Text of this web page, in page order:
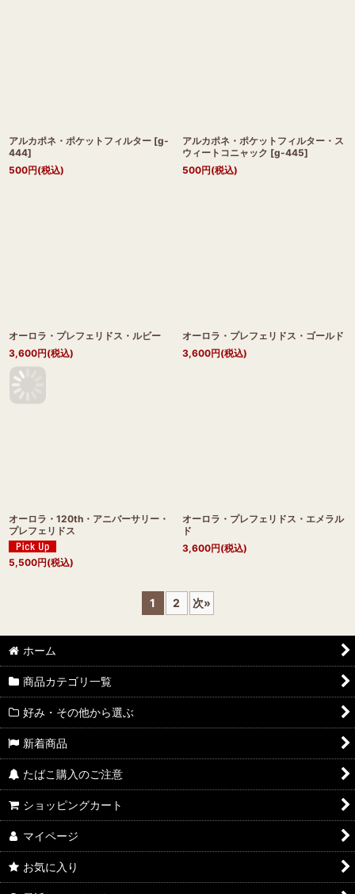
アルカポネ・ポケットフィルター [g-
444]
500円(税込)
アルカポネ・ポケットフィルター・ス
ウィートコニャック [g-445]
500円(税込)
オーロラ・プレフェリドス・ルビー
3,600円(税込)
オーロラ・プレフェリドス・ゴールド
3,600円(税込)
オーロラ・120th・アニバーサリー・
プレフェリドス
5,500円(税込)
オーロラ・プレフェリドス・エメラル
ド
3,600円(税込)
1 2 次»
ホーム
商品カテゴリ一覧
好み・その他から選ぶ
新着商品
たばこ購入のご注意
ショッピングカート
マイページ
お気に入り